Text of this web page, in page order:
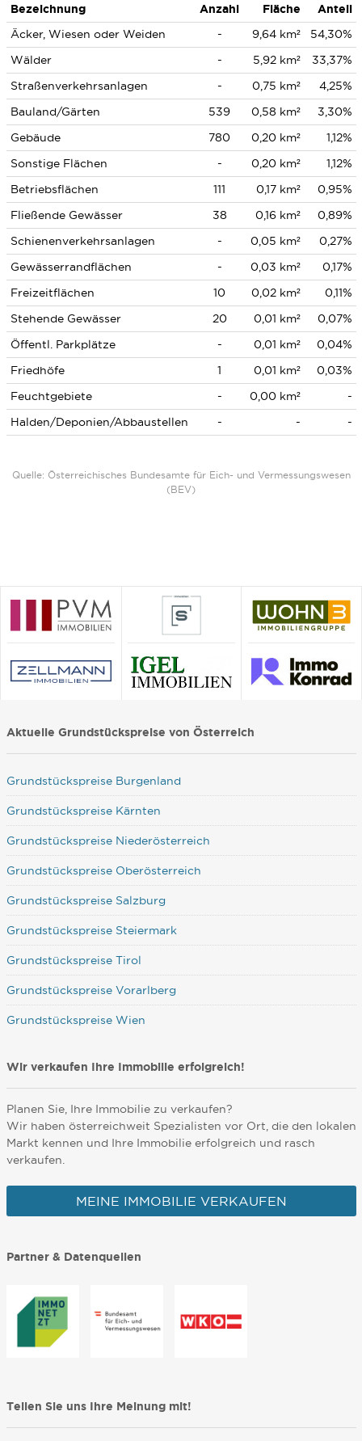
Bezeichnung Anzahl Fläche
Anteil
Äcker, Wiesen oder Weiden
- 9,64 km²
54,30%
Wälder
- 5,92 km²
33,37%
Straßenverkehrsanlagen
- 0,75 km²
4,25%
Bauland/Gärten
539 0,58 km²
3,30%
Gebäude
780 0,20 km²
1,12%
Sonstige Flächen
- 0,20 km²
1,12%
Betriebsflächen
111 0,17 km²
0,95%
Fließende Gewässer
38 0,16 km²
0,89%
Schienenverkehrsanlagen
- 0,05 km²
0,27%
Gewässerrandflächen
- 0,03 km²
0,17%
Freizeitflächen
10 0,02 km²
0,11%
Stehende Gewässer
20 0,01 km²
0,07%
Öffentl. Parkplätze
- 0,01 km²
0,04%
Friedhöfe
1 0,01 km²
0,03%
Feuchtgebiete
- 0,00 km²
-
Halden/Deponien/Abbaustellen
- - -
Quelle: Österreichisches Bundesamte für Eich- und Vermessungswesen
(BEV)
Aktuelle Grundstückspreise von Österreich
Grundstückspreise Burgenland
Grundstückspreise Kärnten
Grundstückspreise Niederösterreich
Grundstückspreise Oberösterreich
Grundstückspreise Salzburg
Grundstückspreise Steiermark
Grundstückspreise Tirol
Grundstückspreise Vorarlberg
Grundstückspreise Wien
Wir verkaufen Ihre Immobilie erfolgreich!
Planen Sie, Ihre Immobilie zu verkaufen?
Wir haben österreichweit Spezialisten vor Ort, die den lokalen
Markt kennen und Ihre Immobilie erfolgreich und rasch
verkaufen.
MEINE IMMOBILIE VERKAUFEN
Partner & Datenquellen
Teilen Sie uns Ihre Meinung mit!